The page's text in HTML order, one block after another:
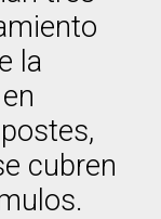
la
cubren